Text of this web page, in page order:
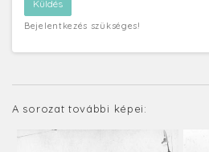
Bejelentkezés szükséges!
A sorozat további képei: